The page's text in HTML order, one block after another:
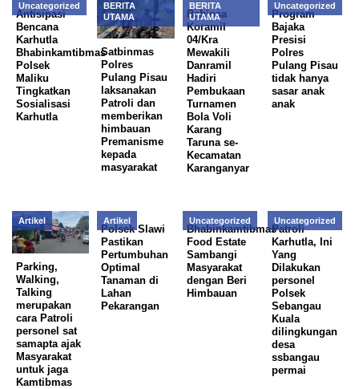
Uncategorized
Antisipasi
Bencana
Karhutla
Bhabinkamtibmas
Polsek
Maliku
Tingkatkan
Sosialisasi
Karhutla
BERITA
UTAMA
Satbinmas
Polres
Pulang Pisau
laksanakan
Patroli dan
memberikan
himbauan
Premanisme
kepada
masyarakat
BERITA
UTAMA
Babinsa
Koramil
04/Kra
Mewakili
Danramil
Hadiri
Pembukaan
Turnamen
Bola Voli
Karang
Taruna se-
Kecamatan
Karanganyar
Uncategorized
Program
Bajaka
Presisi
Polres
Pulang Pisau
tidak hanya
sasar anak
anak
Artikel
Parking,
Walking,
Talking
merupakan
cara Patroli
personel sat
samapta ajak
Masyarakat
untuk jaga
Kamtibmas
Artikel
Polsek Slawi
Pastikan
Pertumbuhan
Optimal
Tanaman di
Lahan
Pekarangan
Uncategorized
Bhabinkamtibmas
Food Estate
Sambangi
Masyarakat
dengan Beri
Himbauan
Uncategorized
Patroli
Karhutla, Ini
Yang
Dilakukan
personel
Polsek
Sebangau
Kuala
dilingkungan
desa
ssbangau
permai